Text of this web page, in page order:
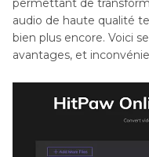
permettant de
audio de haute qualité
bien plus encore. Voici
avantages, et